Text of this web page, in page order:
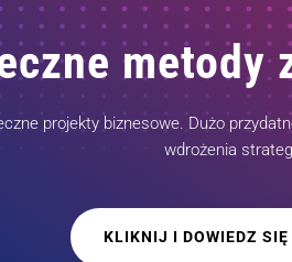
metody
projekty biznesowe. Dużo
wdrożenia
KLIKNIJ I DOWIEDZ SIĘ